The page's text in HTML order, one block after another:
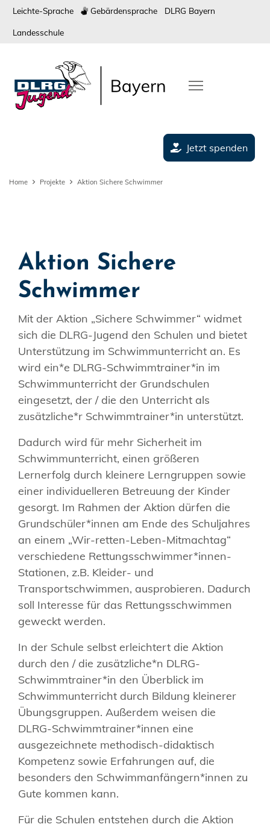
Leichte-Sprache Gebärdensprache DLRG Bayern
Landesschule
Jetzt spenden
Home Projekte Aktion Sichere Schwimmer
Aktion Sichere
Schwimmer
Mit der Aktion „Sichere Schwimmer“ widmet
sich die DLRG-Jugend den Schulen und bietet
Unterstützung im Schwimmunterricht an. Es
wird ein*e DLRG-Schwimmtrainer*in im
Schwimmunterricht der Grundschulen
eingesetzt, der / die den Unterricht als
zusätzliche*r Schwimmtrainer*in unterstützt.
Dadurch wird für mehr Sicherheit im
Schwimmunterricht, einen größeren
Lernerfolg durch kleinere Lerngruppen sowie
einer individuelleren Betreuung der Kinder
gesorgt. Im Rahmen der Aktion dürfen die
Grundschüler*innen am Ende des Schuljahres
an einem „Wir-retten-Leben-Mitmachtag“
verschiedene Rettungsschwimmer*innen-
Stationen, z.B. Kleider- und
Transportschwimmen, ausprobieren. Dadurch
soll Interesse für das Rettungsschwimmen
geweckt werden.
In der Schule selbst erleichtert die Aktion
durch den / die zusätzliche*n DLRG-
Schwimmtrainer*in den Überblick im
Schwimmunterricht durch Bildung kleinerer
Übungsgruppen. Außerdem weisen die
DLRG-Schwimmtrainer*innen eine
ausgezeichnete methodisch-didaktisch
Kompetenz sowie Erfahrungen auf, die
besonders den Schwimmanfängern*innen zu
Gute kommen kann.
Für die Schulen entstehen durch die Aktion